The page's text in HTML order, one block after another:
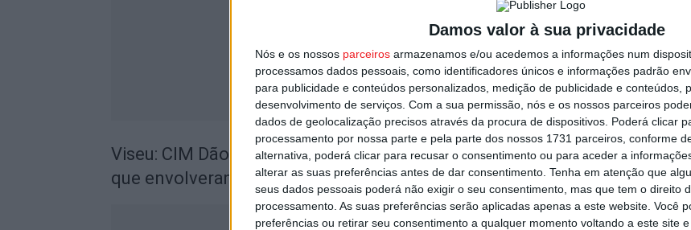
Damos valor à sua privacidade
Nós e os nossos parceiros armazenamos e/ou acedemos a informações num
processamos dados pessoais, como identificadores únicos e informações padrão
para publicidade e conteúdos personalizados, medição de publicidade e conteúdos,
desenvolvimento de serviços. Com a sua permissão, nós e os nossos parceiros
dados de geolocalização precisos através da procura de dispositivos. Poderá clicar
processamento por nossa parte e pela parte dos nossos 1731 parceiros, conforme
alternativa, poderá clicar para recusar o consentimento ou para aceder a
alterar as suas preferências antes de dar consentimento. Tenha em atenção que
seus dados pessoais poderá não exigir o seu consentimento, mas que tem o direito
processamento. As suas preferências serão aplicadas apenas a este website. Você
preferências ou retirar seu consentimento a qualquer momento voltando a este site
Viseu: CIM Dão Lafões investiu 350 mil euros em projetos educativos
que envolveram mais de 27 mil alunos